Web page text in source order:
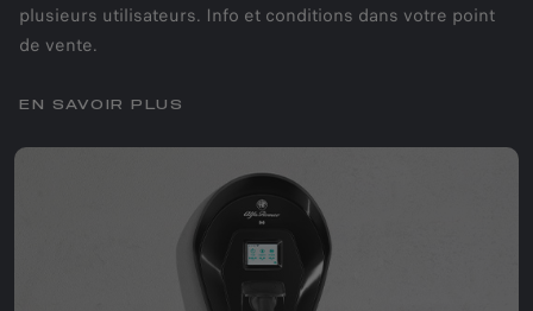
plusieurs utilisateurs. Info et conditions dans votre point
de vente.
EN SAVOIR PLUS